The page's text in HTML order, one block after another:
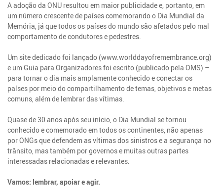
A adoção da ONU resultou em maior publicidade e, portanto, em
um número crescente de países comemorando o Dia Mundial da
Memória, já que todos os países do mundo são afetados pelo mal
comportamento de condutores e pedestres.
Um site dedicado foi lançado (www.worlddayofremembrance.org)
e um Guia para Organizadores foi escrito (publicado pela OMS) –
para tornar o dia mais amplamente conhecido e conectar os
países por meio do compartilhamento de temas, objetivos e metas
comuns, além de lembrar das vítimas.
Quase de 30 anos após seu início, o Dia Mundial se tornou
conhecido e comemorado em todos os continentes, não apenas
por ONGs que defendem as vítimas dos sinistros e a segurança no
trânsito, mas também por governos e muitas outras partes
interessadas relacionadas e relevantes.
Vamos: lembrar, apoiar e agir.